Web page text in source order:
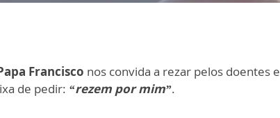
Francisco nos convida a rezar pelos doentes e
de pedir: “rezem por mim”.